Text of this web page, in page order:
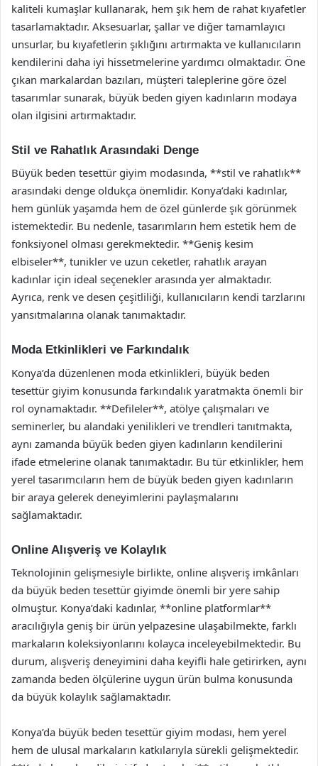
kaliteli kumaşlar kullanarak, hem şık hem de rahat kıyafetler
tasarlamaktadır. Aksesuarlar, şallar ve diğer tamamlayıcı
unsurlar, bu kıyafetlerin şıklığını artırmakta ve kullanıcıların
kendilerini daha iyi hissetmelerine yardımcı olmaktadır. Öne
çıkan markalardan bazıları, müşteri taleplerine göre özel
tasarımlar sunarak, büyük beden giyen kadınların modaya
olan ilgisini artırmaktadır.
Stil ve Rahatlık Arasındaki Denge
Büyük beden tesettür giyim modasında, **stil ve rahatlık**
arasındaki denge oldukça önemlidir. Konya’daki kadınlar,
hem günlük yaşamda hem de özel günlerde şık görünmek
istemektedir. Bu nedenle, tasarımların hem estetik hem de
fonksiyonel olması gerekmektedir. **Geniş kesim
elbiseler**, tunikler ve uzun ceketler, rahatlık arayan
kadınlar için ideal seçenekler arasında yer almaktadır.
Ayrıca, renk ve desen çeşitliliği, kullanıcıların kendi tarzlarını
yansıtmalarına olanak tanımaktadır.
Moda Etkinlikleri ve Farkındalık
Konya’da düzenlenen moda etkinlikleri, büyük beden
tesettür giyim konusunda farkındalık yaratmakta önemli bir
rol oynamaktadır. **Defileler**, atölye çalışmaları ve
seminerler, bu alandaki yenilikleri ve trendleri tanıtmakta,
aynı zamanda büyük beden giyen kadınların kendilerini
ifade etmelerine olanak tanımaktadır. Bu tür etkinlikler, hem
yerel tasarımcıların hem de büyük beden giyen kadınların
bir araya gelerek deneyimlerini paylaşmalarını
sağlamaktadır.
Online Alışveriş ve Kolaylık
Teknolojinin gelişmesiyle birlikte, online alışveriş imkânları
da büyük beden tesettür giyimde önemli bir yere sahip
olmuştur. Konya’daki kadınlar, **online platformlar**
aracılığıyla geniş bir ürün yelpazesine ulaşabilmekte, farklı
markaların koleksiyonlarını kolayca inceleyebilmektedir. Bu
durum, alışveriş deneyimini daha keyifli hale getirirken, aynı
zamanda beden ölçülerine uygun ürün bulma konusunda
da büyük kolaylık sağlamaktadır.
Konya’da büyük beden tesettür giyim modası, hem yerel
hem de ulusal markaların katkılarıyla sürekli gelişmektedir.